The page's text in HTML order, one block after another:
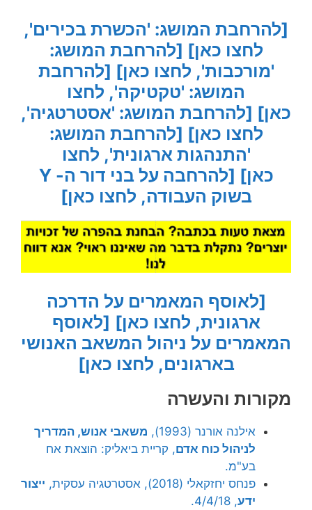
[להרחבת המושג: 'הכשרת בכירים',
לחצו כאן] [להרחבת המושג:
'מורכבות', לחצו כאן] [להרחבת
המושג: 'טקטיקה', לחצו
כאן] [להרחבת המושג: 'אסטרטגיה',
לחצו כאן] [להרחבת המושג:
'התנהגות ארגונית', לחצו
כאן]
[להרחבה על בני דור ה- Y
בשוק העבודה, לחצו כאן]
[לאוסף המאמרים על הדרכה
ארגונית, לחצו כאן] [לאוסף
המאמרים על ניהול המשאב האנושי
בארגונים, לחצו כאן]
מקורות והעשרה
אילנה אורנר (1993),
משאבי אנוש, המדריך
לניהול כוח אדם, קריית ביאליק: הוצאת אח
בע"מ.
פנחס יחזקאלי (2018), אסטרטגיה עסקית,
ייצור
ידע, 4/4/18.